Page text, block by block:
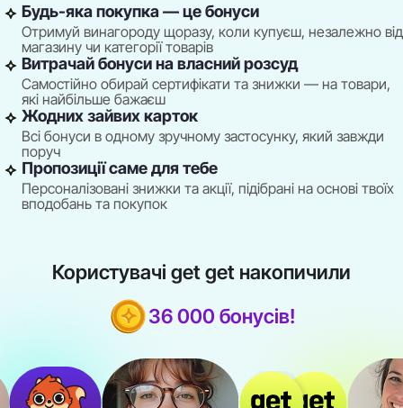
Будь-яка покупка — це бонуси
Отримуй винагороду щоразу, коли купуєш, незалежно від
магазину чи категорії товарів
Витрачай бонуси на власний розсуд
Самостійно обирай сертифікати та знижки — на товари,
які найбільше бажаєш
Жодних зайвих карток
Всі бонуси в одному зручному застосунку, який завжди
поруч
Пропозиції саме для тебе
Персоналізовані знижки та акції, підібрані на основі твоїх
вподобань та покупок
Користувачі get get накопичили
36 000 бонусів!